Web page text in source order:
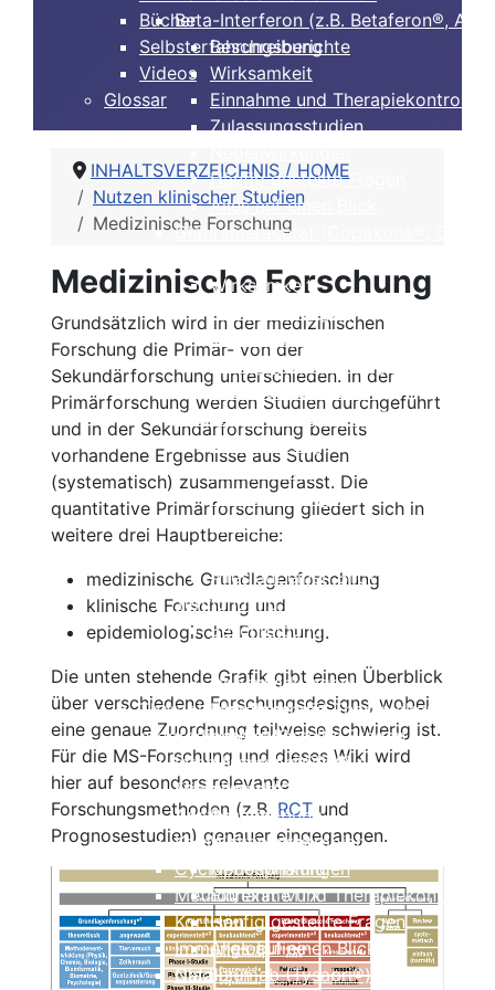
Beta-Interferon (z.B. Betaferon®,
Beschreibung
Wirksamkeit
Einnahme und Therapiekontrolle
Zulassungsstudien
Häufig gestellte Fragen
Alles auf einen Blick
Glatirameracetat (Copaxone®, Clift®)
Wirksamkeit
Nebenwirkungen
Einnahme und Therapiekontrolle
Häufig gestellte Fragen
Alles auf einen Blick
Dimethylfumarat, BG12 (Tecfidera®)
Beschreibung
Wirksamkeit
Nebenwirkungen
Einnahme und Therapiekontrolle
Alles auf einen Blick
Teriflunomid (Aubagio®)
Beschreibung
Nebenwirkungen
Einnahme und Therapiekontrolle
Häufig gestellte Fragen
Alles auf einen Blick
Fingolimod (Gilenya®)
Beschreibung
Wirksamkeit
Nebenwirkungen
Einnahme und Therapiekontrolle
Häufig gestellte Fragen
Alles auf einen Blick
Natalizumab (Tysabri®)
Therapie der sekundär
progredienten MS
Interferone bei SPMS
Mitoxantron
Azathioprin
Kombinationstherapien
Cyclophosphamid
Methotrexat MTX
Kortison
Immunglobuline
Cladibrin
Bücher
Selbsterfahrungsberichte
Videos
Glossar
INHALTSVERZEICHNIS / HOME
Nutzen klinischer Studien
Medizinische Forschung
Medizinische Forschung
Grundsätzlich wird in der medizinischen
Forschung die Primär- von der
Sekundärforschung unterschieden. In der
Primärforschung werden Studien durchgeführt
und in der Sekundärforschung bereits
vorhandene Ergebnisse aus Studien
(systematisch) zusammengefasst. Die
quantitative Primärforschung gliedert sich in
weitere drei Hauptbereiche:
medizinische Grundlagenforschung
klinische Forschung und
epidemiologische Forschung.
Die unten stehende Grafik gibt einen Überblick
über verschiedene Forschungsdesigns, wobei
eine genaue Zuordnung teilweise schwierig ist.
Für die MS-Forschung und dieses Wiki wird
hier auf besonders relevante
Forschungsmethoden (z.B. RCT und
Prognosestudien) genauer eingegangen.